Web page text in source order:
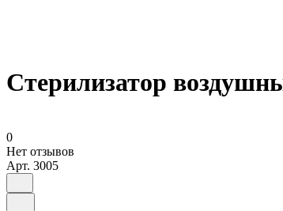
Стерилизатор
0
Нет отзывов
Арт. 3005